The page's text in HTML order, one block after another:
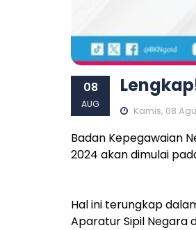
08
AUG
Kamis, 08
Badan Kepegawaian
2024 akan dimulai
Hal ini terungkap
Aparatur Sipil Negara